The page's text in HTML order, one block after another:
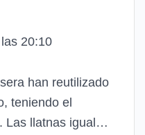
20:10
han reutilizado
teniendo el
Las llatnas igual…